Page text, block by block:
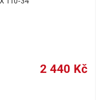
2 440 Kč